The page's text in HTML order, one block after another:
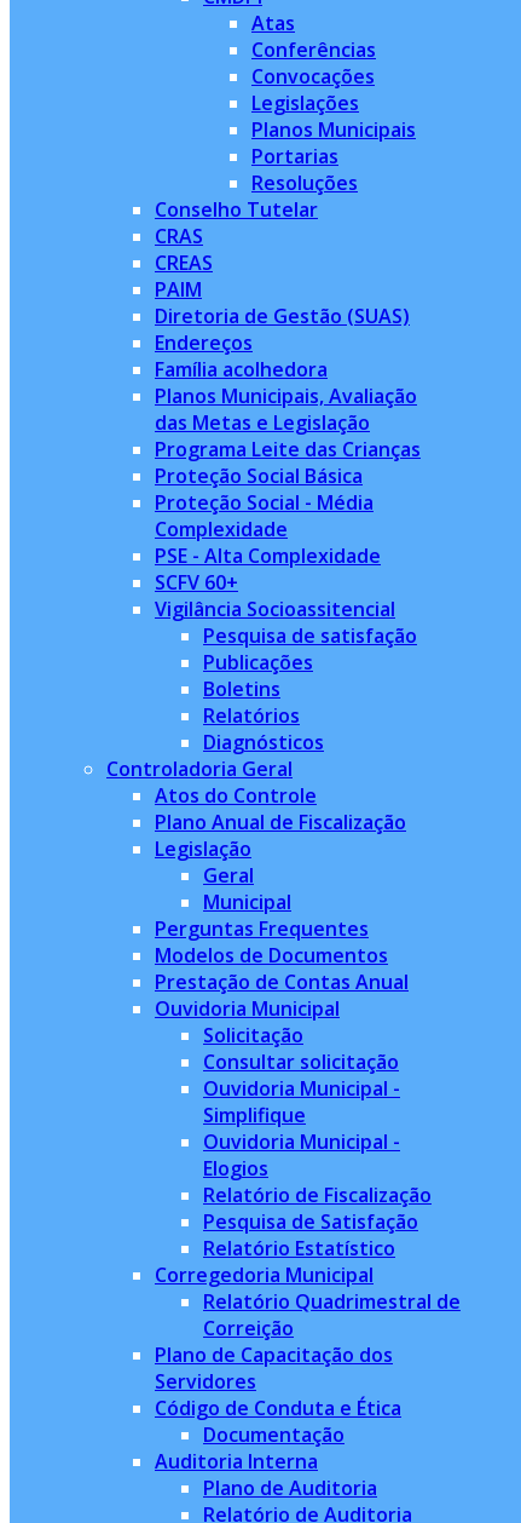
Atas
Conferências
Convocações
Legislações
Planos Municipais
Portarias
Resoluções
Conselho Tutelar
CRAS
CREAS
PAIM
Diretoria de Gestão (SUAS)
Endereços
Família acolhedora
Planos Municipais, Avaliação
das Metas e Legislação
Programa Leite das Crianças
Proteção Social Básica
Proteção Social - Média
Complexidade
PSE - Alta Complexidade
SCFV 60+
Vigilância Socioassitencial
Pesquisa de satisfação
Publicações
Boletins
Relatórios
Diagnósticos
Controladoria Geral
Atos do Controle
Plano Anual de Fiscalização
Legislação
Geral
Municipal
Perguntas Frequentes
Modelos de Documentos
Prestação de Contas Anual
Ouvidoria Municipal
Solicitação
Consultar solicitação
Ouvidoria Municipal -
Simplifique
Ouvidoria Municipal -
Elogios
Relatório de Fiscalização
Pesquisa de Satisfação
Relatório Estatístico
Corregedoria Municipal
Relatório Quadrimestral de
Correição
Plano de Capacitação dos
Servidores
Código de Conduta e Ética
Documentação
Auditoria Interna
Plano de Auditoria
Relatório de Auditoria